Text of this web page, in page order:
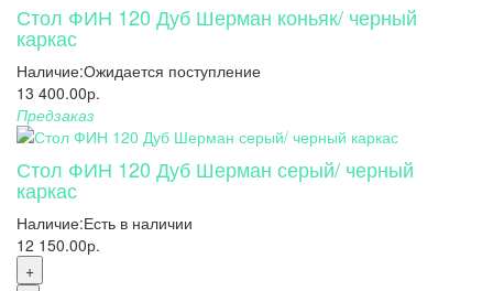
Стол ФИН 120 Дуб Шерман коньяк/ черный
каркас
Наличие:Ожидается поступление
13 400.00р.
Предзаказ
Стол ФИН 120 Дуб Шерман серый/ черный
каркас
Наличие:Есть в наличии
12 150.00р.
+